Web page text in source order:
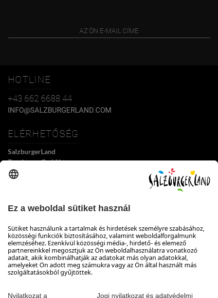
HOTLINE
+43 662 6688 44
INFO@SALZBURGERLAND.COM
ELÉRHETŐSÉG
SalzburgerLand
Tourismus GmbH
Wiener Bundesstraße 23
info@salzburgerland.com
NYITVATARTÁS
Várjuk jelentkezését
Készséggel állunk rendelkezésére hétfőtől csütörtökig 8:00-tól 17:30-ig,
pénteken 8:00-tól 17:00-ig